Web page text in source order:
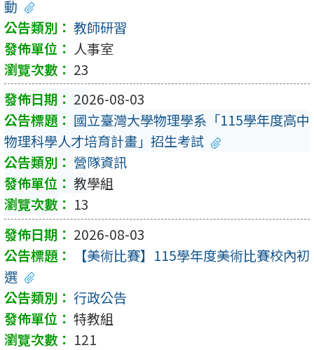
動
教師研習
人事室
23
2026-08-03
國立臺灣大學物理學系「115學年度高中
物理科學人才培育計畫」招生考試
營隊資訊
教學組
13
2026-08-03
【美術比賽】115學年度美術比賽校內初
選
行政公告
特教組
121